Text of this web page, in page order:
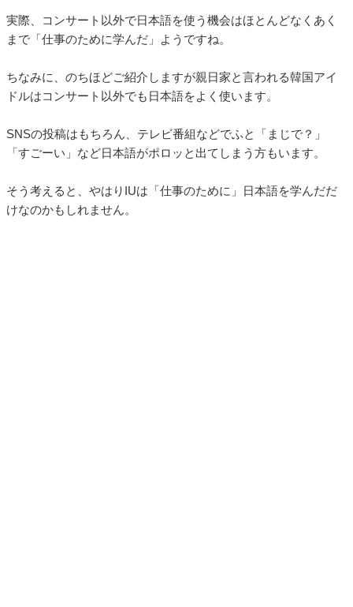
実際、コンサート以外で日本語を使う機会はほとんどなくあく
まで「仕事のために学んだ」ようですね。
ちなみに、のちほどご紹介しますが親日家と言われる韓国アイ
ドルはコンサート以外でも日本語をよく使います。
SNSの投稿はもちろん、テレビ番組などでふと「まじで？」
「すごーい」など日本語がポロッと出てしまう方もいます。
そう考えると、やはりIUは「仕事のために」日本語を学んだだ
けなのかもしれません。